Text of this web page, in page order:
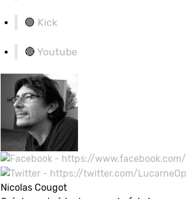
🟢 Kick
🔴 Youtube
Nicolas Cougot